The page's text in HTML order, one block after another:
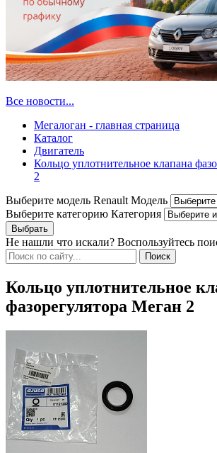
Все новости...
Мегалоган - главная страница
Каталог
Двигатель
Кольцо уплотнительное клапана
2
Выберите модель Renault Модель
Выберите категорию Категория
Не нашли что искали? Воспользуйтесь
Кольцо уплотнительное
фазорегулятора Меган 2